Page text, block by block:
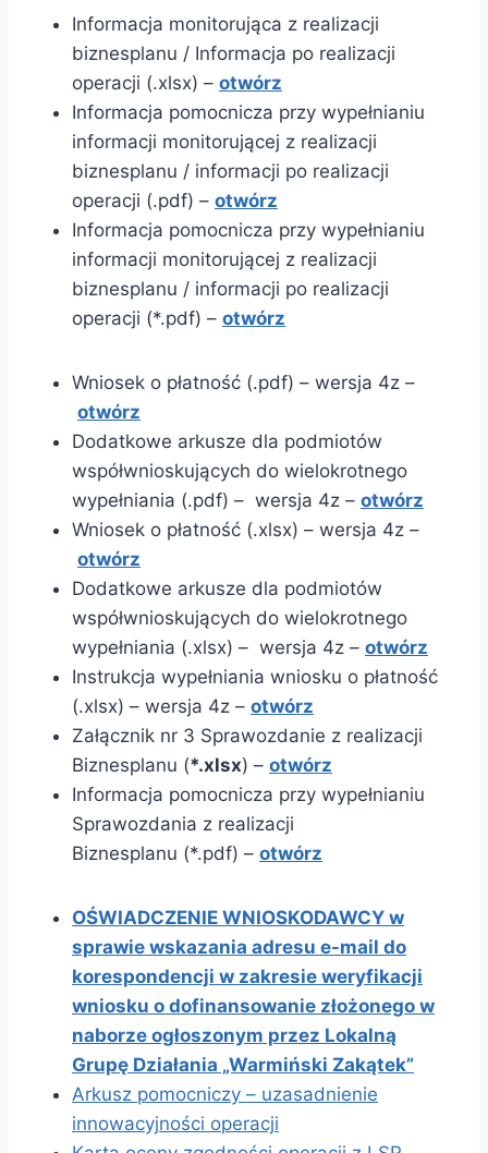
Informacja monitorująca z realizacji
biznesplanu / Informacja po realizacji
operacji (.xlsx) – otwórz
Informacja pomocnicza przy wypełnianiu
informacji monitorującej z realizacji
biznesplanu / informacji po realizacji
operacji (.pdf) – otwórz
Informacja pomocnicza przy wypełnianiu
informacji monitorującej z realizacji
biznesplanu / informacji po realizacji
operacji (*.pdf) – otwórz
Wniosek o płatność (.pdf) – wersja 4z –
otwórz
Dodatkowe arkusze dla podmiotów
współwnioskujących do wielokrotnego
wypełniania (.pdf) – wersja 4z – otwórz
Wniosek o płatność (.xlsx) – wersja 4z –
otwórz
Dodatkowe arkusze dla podmiotów
współwnioskujących do wielokrotnego
wypełniania (.xlsx) – wersja 4z – otwórz
Instrukcja wypełniania wniosku o płatność
(.xlsx) – wersja 4z – otwórz
Załącznik nr 3 Sprawozdanie z realizacji
Biznesplanu (*.xlsx) – otwórz
Informacja pomocnicza przy wypełnianiu
Sprawozdania z realizacji
Biznesplanu (*.pdf) – otwórz
OŚWIADCZENIE WNIOSKODAWCY w
sprawie wskazania adresu e-mail do
korespondencji w zakresie weryfikacji
wniosku o dofinansowanie złożonego w
naborze ogłoszonym przez Lokalną
Grupę Działania „Warmiński Zakątek”
Arkusz pomocniczy – uzasadnienie
innowacyjności operacji